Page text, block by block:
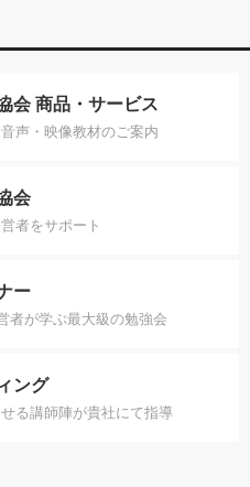
会 商品・サービス
声・映像教材のご案内
会
者をサポート
ー
者が学ぶ最大級の勉強会
ング
る講師陣が貴社にて指導